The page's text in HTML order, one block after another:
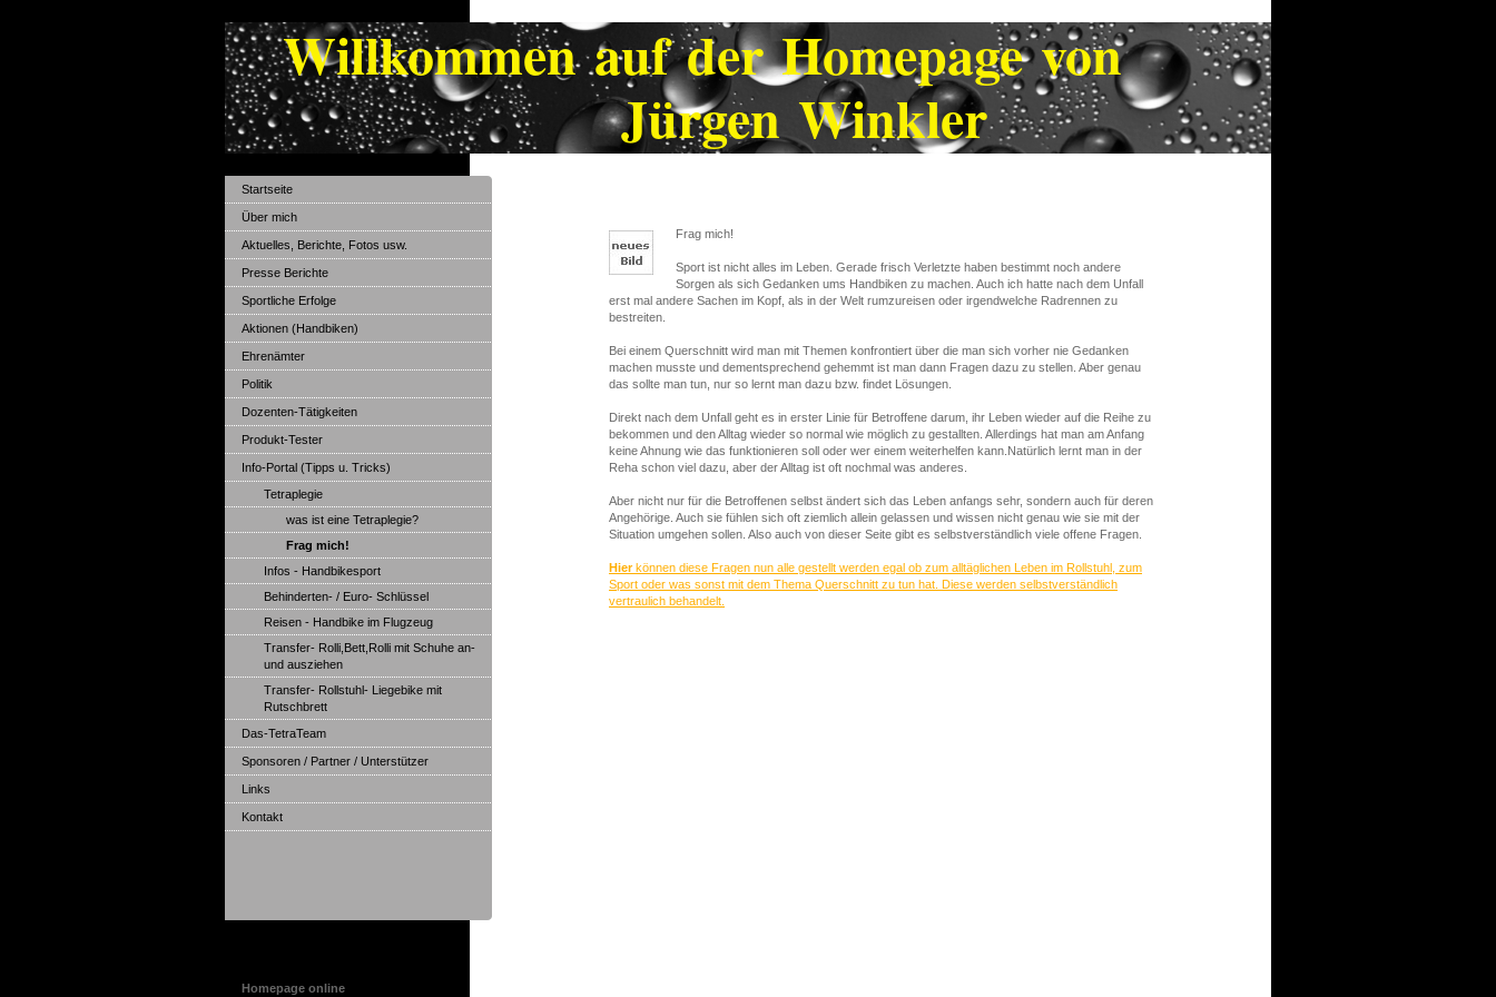
Willkommen auf der Homepage von
Jürgen Winkler
Frag mich!
Sport ist nicht alles im Leben. Gerade frisch Verletzte haben bestimmt noch andere
Sorgen als sich Gedanken ums Handbiken zu machen. Auch ich hatte nach dem Unfall
erst mal andere Sachen im Kopf, als in der Welt rumzureisen oder irgendwelche Radrennen zu
bestreiten.
Bei einem Querschnitt wird man mit Themen konfrontiert über die man sich vorher nie Gedanken
machen musste und dementsprechend gehemmt ist man dann Fragen dazu zu stellen. Aber genau
das sollte man tun, nur so lernt man dazu bzw. findet Lösungen.
Direkt nach dem Unfall geht es in erster Linie für Betroffene darum, ihr Leben wieder auf die Reihe zu
bekommen und den Alltag wieder so normal wie möglich zu gestallten. Allerdings hat man am Anfang
keine Ahnung wie das funktionieren soll oder wer einem weiterhelfen kann.Natürlich lernt man in der
Reha schon viel dazu, aber der Alltag ist oft nochmal was anderes.
Aber nicht nur für die Betroffenen selbst ändert sich das Leben anfangs sehr, sondern auch für deren
Angehörige. Auch sie fühlen sich oft ziemlich allein gelassen und wissen nicht genau wie sie mit der
Situation umgehen sollen. Also auch von dieser Seite gibt es selbstverständlich viele offene Fragen.
Hierkönnen diese Fragen nun alle gestellt werden egal ob zum alltäglichen Leben im Rollstuhl, zum
Sport oder was sonst mit dem Thema Querschnitt zu tun hat. Diese werden selbstverständlich
vertraulich behandelt.
Startseite
Über mich
Aktuelles, Berichte, Fotos usw.
Presse Berichte
Sportliche Erfolge
Aktionen (Handbiken)
Ehrenämter
Politik
Dozenten-Tätigkeiten
Produkt-Tester
Info-Portal (Tipps u. Tricks)
Tetraplegie
was ist eine Tetraplegie?
Frag mich!
Infos - Handbikesport
Behinderten- / Euro- Schlüssel
Reisen - Handbike im Flugzeug
Transfer- Rolli,Bett,Rolli mit Schuhe an-
und ausziehen
Transfer- Rollstuhl- Liegebike mit
Rutschbrett
Das-TetraTeam
Sponsoren / Partner / Unterstützer
Links
Kontakt
Homepage online